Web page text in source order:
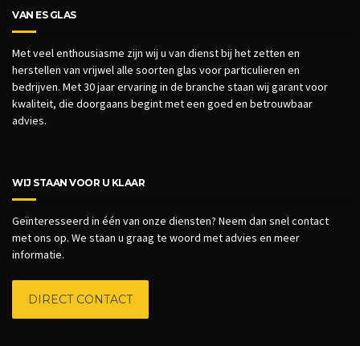
VAN ES GLAS
Met veel enthousiasme zijn wij u van dienst bij het zetten en
herstellen van vrijwel alle soorten glas voor particulieren en
bedrijven. Met 30 jaar ervaring in de branche staan wij garant voor
kwaliteit, die doorgaans begint met een goed en betrouwbaar
advies.
WIJ STAAN VOOR U KLAAR
Geïnteresseerd in één van onze diensten? Neem dan snel contact
met ons op. We staan u graag te woord met advies en meer
informatie.
DIRECT CONTACT